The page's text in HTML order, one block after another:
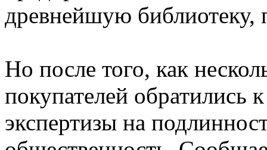
древнейшую
Но после того, как
покупателей обратились
экспертизы на